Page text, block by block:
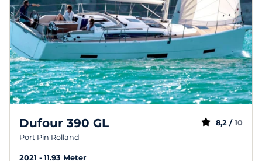
Dufour 390 GL
Port Pin Rolland
8,2 / 10
2021
11.93 Meter